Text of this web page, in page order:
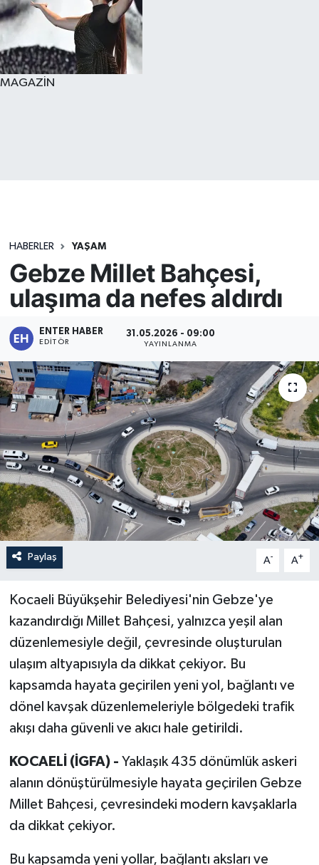
MAGAZİN
HABERLER YAŞAM
Gebze Millet Bahçesi,
ulaşıma da nefes aldırdı
ENTER HABER
EDITÖR
31.05.2026 - 09:00
YAYINLANMA
Paylaş A- A+
Kocaeli Büyükşehir Belediyesi'nin Gebze'ye
kazandırdığı Millet Bahçesi, yalnızca yeşil alan
düzenlemesiyle değil, çevresinde oluşturulan
ulaşım altyapısıyla da dikkat çekiyor. Bu
kapsamda hayata geçirilen yeni yol, bağlantı ve
dönel kavşak düzenlemeleriyle bölgedeki trafik
akışı daha güvenli ve akıcı hale getirildi.
KOCAELİ (İGFA) - Yaklaşık 435 dönümlük askeri
alanın dönüştürülmesiyle hayata geçirilen Gebze
Millet Bahçesi, çevresindeki modern kavşaklarla
da dikkat çekiyor.
Bu kapsamda yeni yollar, bağlantı aksları ve